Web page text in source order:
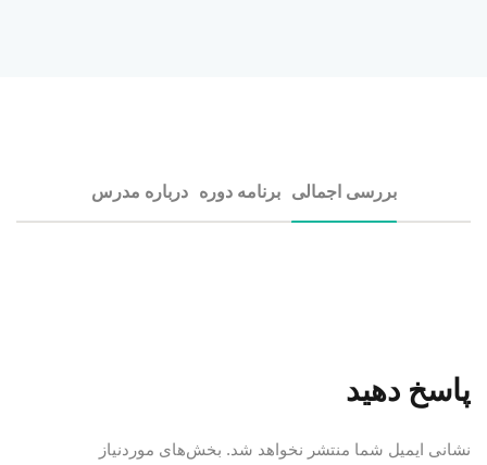
بررسی اجمالی برنامه دوره درباره مدرس
پاسخ دهید
نشانی ایمیل شما منتشر نخواهد شد. بخش‌های موردنیاز